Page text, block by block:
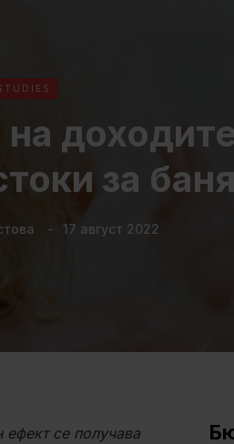
за
17 август 2022
се получава